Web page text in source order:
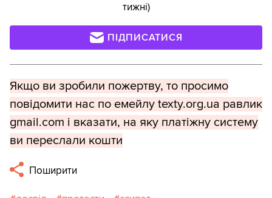
тижні)
ПІДПИСАТИСЯ
Якщо ви зробили пожертву, то просимо
повідомити нас по емейлу texty.org.ua равлик
gmail.com і вказати, на яку платіжну систему
ви переслали кошти
Поширити